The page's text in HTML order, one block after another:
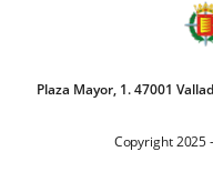
Plaza Mayor, 1. 47001
Copyright 2025